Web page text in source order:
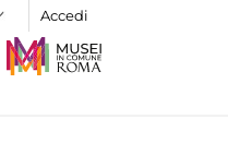
Accedi